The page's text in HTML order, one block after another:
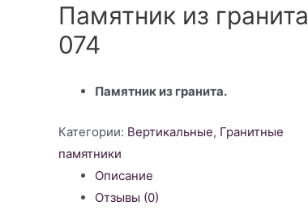
Памятник из гранита
074
Памятник из гранита.
Категории: Вертикальные, Гранитные
памятники
Описание
Отзывы (0)